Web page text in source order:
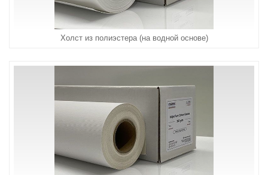
Холст из полиэстера (на водной основе)